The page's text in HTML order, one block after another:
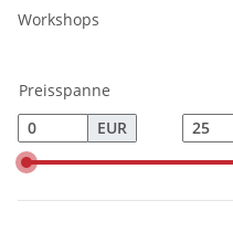
Workshops
Preisspanne
EUR